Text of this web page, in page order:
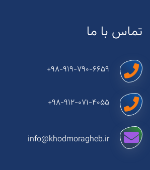
تماس با ما
+98-919-790-6659
+98-912-071-4055
info@khodmoragheb.ir